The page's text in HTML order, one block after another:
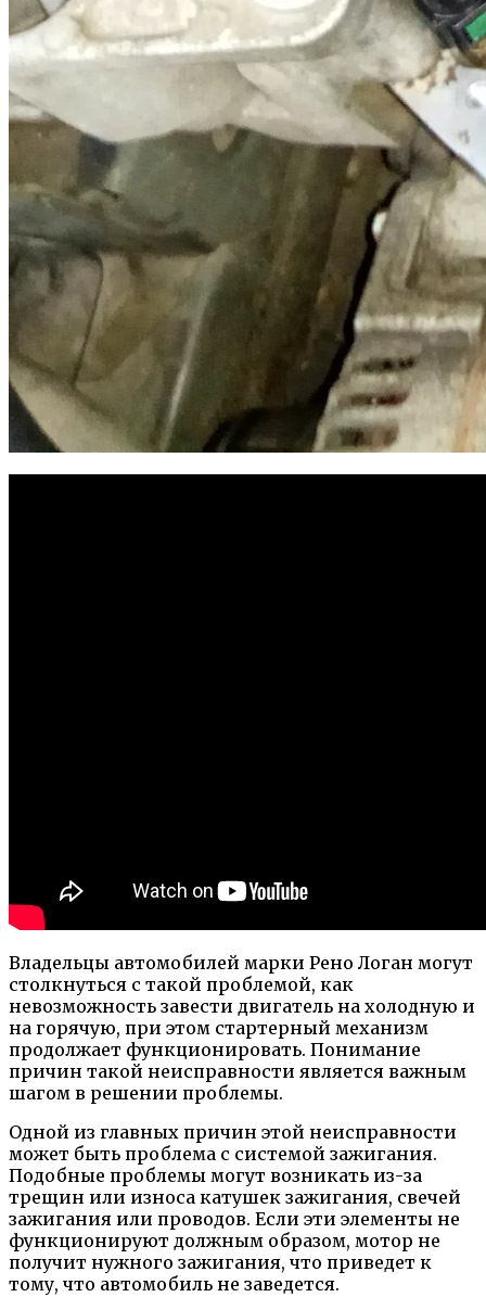
Владельцы автомобилей марки Рено Логан могут
столкнуться с такой проблемой, как
невозможность завести двигатель на холодную и
на горячую, при этом стартерный механизм
продолжает функционировать. Понимание
причин такой неисправности является важным
шагом в решении проблемы.
Одной из главных причин этой неисправности
может быть проблема с системой зажигания.
Подобные проблемы могут возникать из-за
трещин или износа катушек зажигания, свечей
зажигания или проводов. Если эти элементы не
функционируют должным образом, мотор не
получит нужного зажигания, что приведет к
тому, что автомобиль не заведется.